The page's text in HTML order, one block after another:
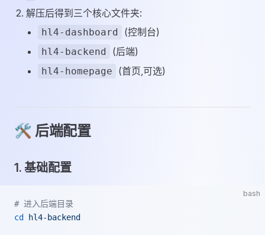
解压后得到三个核心文件夹:
hl4-dashboard (控制台)
hl4-backend (后端)
hl4-homepage (首页,可选)
🛠️ 后端配置
1. 基础配置
bash
# 进入后端目录
cd
hl4-backend